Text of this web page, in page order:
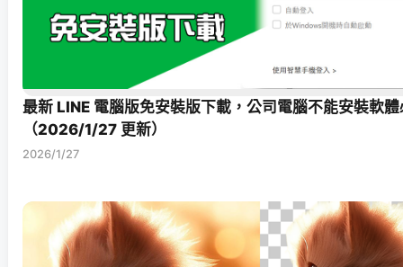
最新 LINE 電腦版免安裝版下載，公司電腦不能安裝軟
（2026/1/27 更新）
2026/1/27